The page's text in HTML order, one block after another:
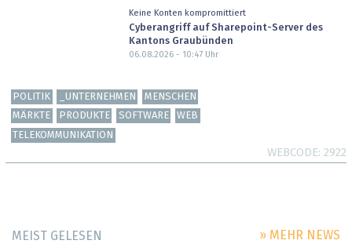
Keine Konten kompromittiert
Cyberangriff auf Sharepoint-Server des
Kantons Graubünden
06.08.2026 - 10:47Uhr
POLITIK _UNTERNEHMEN
MENSCHEN
MÄRKTE
PRODUKTE SOFTWARE
WEB
TELEKOMMUNIKATION
WEBCODE 2922
MEIST GELESEN » MEHR NEWS